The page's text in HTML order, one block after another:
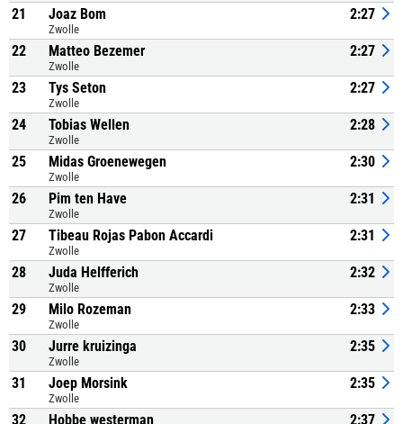
21 Joaz Bom
Zwolle
2:27
22 Matteo Bezemer
Zwolle
2:27
23 Tys Seton
Zwolle
2:27
24 Tobias Wellen
Zwolle
2:28
25 Midas Groenewegen
Zwolle
2:30
26 Pim ten Have
Zwolle
2:31
27 Tibeau Rojas Pabon Accardi
Zwolle
2:31
28 Juda Helfferich
Zwolle
2:32
29 Milo Rozeman
Zwolle
2:33
30 Jurre kruizinga
Zwolle
2:35
31 Joep Morsink
Zwolle
2:35
32 Hobbe westerman 2:37